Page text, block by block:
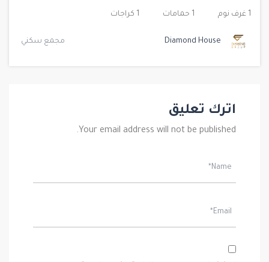
1 غرف نوم 1 حمامات 1 كراجات
Diamond House مجمع سكني
اترك تعليق
Your email address will not be published.